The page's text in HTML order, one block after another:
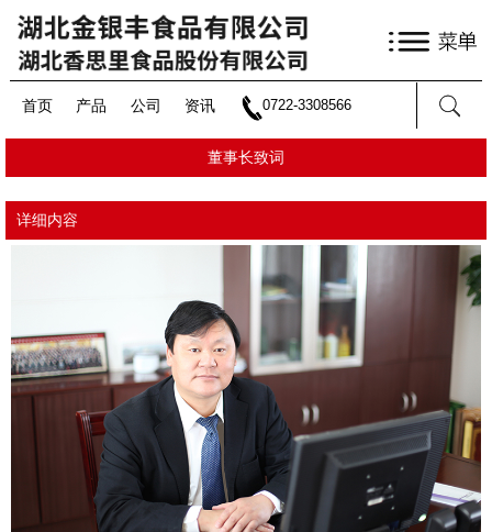
首页 产品 公司 资讯 0722-3308566
董事长致词
详细内容